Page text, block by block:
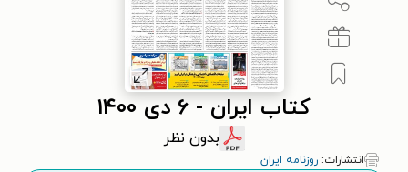
کتاب ایران - ۶ دی ۱۴۰۰
بدون نظر
انتشارات: روزنامه ایران